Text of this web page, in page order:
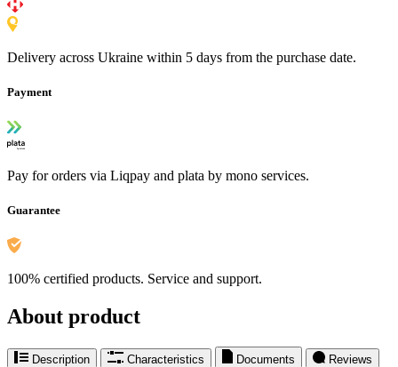
Delivery across Ukraine within 5 days from the purchase date.
Payment
Pay for orders via Liqpay and plata by mono services.
Guarantee
100% certified products. Service and support.
About product
Description Characteristics Documents Reviews